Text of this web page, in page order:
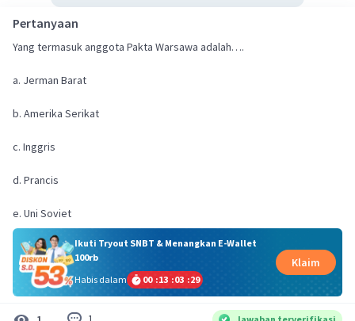
Pertanyaan
Yang termasuk anggota Pakta Warsawa adalah….
a. Jerman Barat
b. Amerika Serikat
c. Inggris
d. Prancis
e. Uni Soviet
Ikuti Tryout SNBT & Menangkan E-Wallet
100rb
Habis dalam
00 :13 :03 :28
Klaim